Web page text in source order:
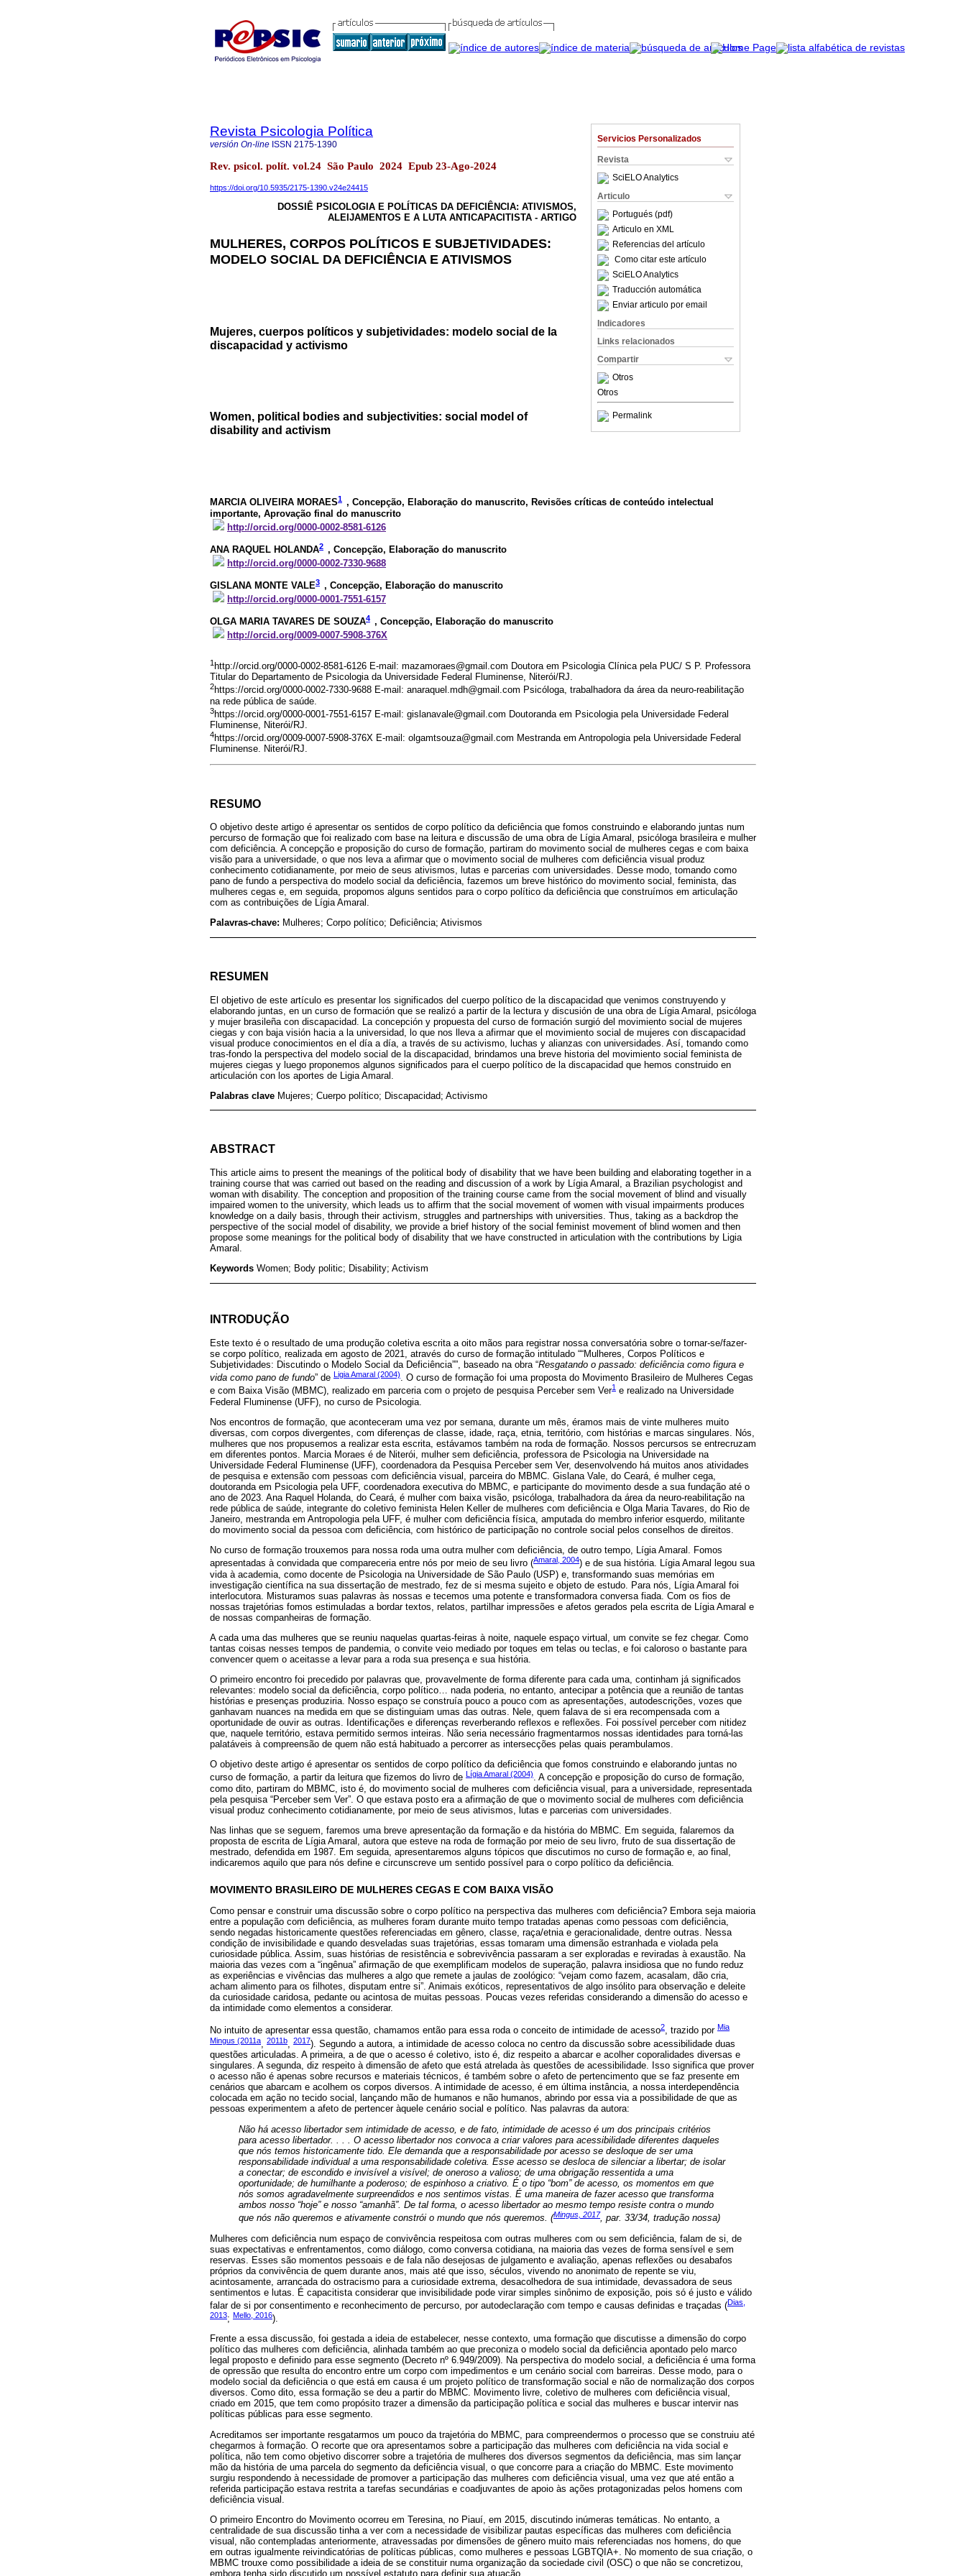
Servicios Personalizados
Revista
SciELO Analytics
Articulo
Portugués (pdf)
Articulo en XML
Referencias del artículo
Como citar este artículo
SciELO Analytics
Traducción automática
Enviar articulo por email
Indicadores
Links relacionados
Compartir
Otros
Otros
Permalink
Revista Psicologia Política
versión On-line ISSN 2175-1390
Rev. psicol. polít. vol.24 São Paulo 2024 Epub 23-Ago-2024
https://doi.org/10.5935/2175-1390.v24e24415
DOSSIÊ PSICOLOGIA E POLÍTICAS DA DEFICIÊNCIA: ATIVISMOS,
ALEIJAMENTOS E A LUTA ANTICAPACITISTA - ARTIGO
MULHERES, CORPOS POLÍTICOS E SUBJETIVIDADES:
MODELO SOCIAL DA DEFICIÊNCIA E ATIVISMOS
Mujeres, cuerpos políticos y subjetividades: modelo social de la
discapacidad y activismo
Women, political bodies and subjectivities: social model of
disability and activism
MARCIA OLIVEIRA MORAES1 , Concepção, Elaboração do manuscrito, Revisões críticas de conteúdo intelectual
importante, Aprovação final do manuscrito
http://orcid.org/0000-0002-8581-6126
ANA RAQUEL HOLANDA2 , Concepção, Elaboração do manuscrito
http://orcid.org/0000-0002-7330-9688
GISLANA MONTE VALE3 , Concepção, Elaboração do manuscrito
http://orcid.org/0000-0001-7551-6157
OLGA MARIA TAVARES DE SOUZA4 , Concepção, Elaboração do manuscrito
http://orcid.org/0009-0007-5908-376X
1 http://orcid.org/0000-0002-8581-6126 E-mail: mazamoraes@gmail.com Doutora em Psicologia Clínica pela PUC/ S P. Professora
Titular do Departamento de Psicologia da Universidade Federal Fluminense, Niterói/RJ.
2https://orcid.org/0000-0002-7330-9688 E-mail: anaraquel.mdh@gmail.com Psicóloga, trabalhadora da área da neuro-reabilitação
na rede pública de saúde.
3https://orcid.org/0000-0001-7551-6157 E-mail: gislanavale@gmail.com Doutoranda em Psicologia pela Universidade Federal
Fluminense, Niterói/RJ.
4https://orcid.org/0009-0007-5908-376X E-mail: olgamtsouza@gmail.com Mestranda em Antropologia pela Universidade Federal
Fluminense. Niterói/RJ.
RESUMO
O objetivo deste artigo é apresentar os sentidos de corpo político da deficiência que fomos construindo e elaborando juntas num
percurso de formação que foi realizado com base na leitura e discussão de uma obra de Lígia Amaral, psicóloga brasileira e mulher
com deficiência. A concepção e proposição do curso de formação, partiram do movimento social de mulheres cegas e com baixa
visão para a universidade, o que nos leva a afirmar que o movimento social de mulheres com deficiência visual produz
conhecimento cotidianamente, por meio de seus ativismos, lutas e parcerias com universidades. Desse modo, tomando como
pano de fundo a perspectiva do modelo social da deficiência, fazemos um breve histórico do movimento social, feminista, das
mulheres cegas e, em seguida, propomos alguns sentidos para o corpo político da deficiência que construímos em articulação
com as contribuições de Lígia Amaral.
Palavras-chave: Mulheres; Corpo político; Deficiência; Ativismos
RESUMEN
El objetivo de este artículo es presentar los significados del cuerpo político de la discapacidad que venimos construyendo y
elaborando juntas, en un curso de formación que se realizó a partir de la lectura y discusión de una obra de Lígia Amaral, psicóloga
y mujer brasileña con discapacidad. La concepción y propuesta del curso de formación surgió del movimiento social de mujeres
ciegas y con baja visión hacia a la universidad, lo que nos lleva a afirmar que el movimiento social de mujeres con discapacidad
visual produce conocimientos en el día a día, a través de su activismo, luchas y alianzas con universidades. Así, tomando como
tras-fondo la perspectiva del modelo social de la discapacidad, brindamos una breve historia del movimiento social feminista de
mujeres ciegas y luego proponemos algunos significados para el cuerpo político de la discapacidad que hemos construido en
articulación con los aportes de Ligia Amaral.
Palabras clave Mujeres; Cuerpo político; Discapacidad; Activismo
ABSTRACT
This article aims to present the meanings of the political body of disability that we have been building and elaborating together in a
training course that was carried out based on the reading and discussion of a work by Lígia Amaral, a Brazilian psychologist and
woman with disability. The conception and proposition of the training course came from the social movement of blind and visually
impaired women to the university, which leads us to affirm that the social movement of women with visual impairments produces
knowledge on a daily basis, through their activism, struggles and partnerships with universities. Thus, taking as a backdrop the
perspective of the social model of disability, we provide a brief history of the social feminist movement of blind women and then
propose some meanings for the political body of disability that we have constructed in articulation with the contributions by Ligia
Amaral.
Keywords Women; Body politic; Disability; Activism
INTRODUÇÃO
Este texto é o resultado de uma produção coletiva escrita a oito mãos para registrar nossa conversatória sobre o tornar-se/fazer-
se corpo político, realizada em agosto de 2021, através do curso de formação intitulado ““Mulheres, Corpos Políticos e
Subjetividades: Discutindo o Modelo Social da Deficiência””, baseado na obra “Resgatando o passado: deficiência como figura e
vida como pano de fundo” de Ligia Amaral (2004). O curso de formação foi uma proposta do Movimento Brasileiro de Mulheres Cegas
e com Baixa Visão (MBMC), realizado em parceria com o projeto de pesquisa Perceber sem Ver1 e realizado na Universidade
Federal Fluminense (UFF), no curso de Psicologia.
Nos encontros de formação, que aconteceram uma vez por semana, durante um mês, éramos mais de vinte mulheres muito
diversas, com corpos divergentes, com diferenças de classe, idade, raça, etnia, território, com histórias e marcas singulares. Nós,
mulheres que nos propusemos a realizar esta escrita, estávamos também na roda de formação. Nossos percursos se entrecruzam
em diferentes pontos. Marcia Moraes é de Niterói, mulher sem deficiência, professora de Psicologia na Universidade na
Universidade Federal Fluminense (UFF), coordenadora da Pesquisa Perceber sem Ver, desenvolvendo há muitos anos atividades
de pesquisa e extensão com pessoas com deficiência visual, parceira do MBMC. Gislana Vale, do Ceará, é mulher cega,
doutoranda em Psicologia pela UFF, coordenadora executiva do MBMC, e participante do movimento desde a sua fundação até o
ano de 2023. Ana Raquel Holanda, do Ceará, é mulher com baixa visão, psicóloga, trabalhadora da área da neuro-reabilitação na
rede pública de saúde, integrante do coletivo feminista Helen Keller de mulheres com deficiência e Olga Maria Tavares, do Rio de
Janeiro, mestranda em Antropologia pela UFF, é mulher com deficiência física, amputada do membro inferior esquerdo, militante
do movimento social da pessoa com deficiência, com histórico de participação no controle social pelos conselhos de direitos.
No curso de formação trouxemos para nossa roda uma outra mulher com deficiência, de outro tempo, Lígia Amaral. Fomos
apresentadas à convidada que compareceria entre nós por meio de seu livro (Amaral, 2004) e de sua história. Lígia Amaral legou sua
vida à academia, como docente de Psicologia na Universidade de São Paulo (USP) e, transformando suas memórias em
investigação científica na sua dissertação de mestrado, fez de si mesma sujeito e objeto de estudo. Para nós, Lígia Amaral foi
interlocutora. Misturamos suas palavras às nossas e tecemos uma potente e transformadora conversa fiada. Com os fios de
nossas trajetórias fomos estimuladas a bordar textos, relatos, partilhar impressões e afetos gerados pela escrita de Lígia Amaral e
de nossas companheiras de formação.
A cada uma das mulheres que se reuniu naquelas quartas-feiras à noite, naquele espaço virtual, um convite se fez chegar. Como
tantas coisas nesses tempos de pandemia, o convite veio mediado por toques em telas ou teclas, e foi caloroso o bastante para
convencer quem o aceitasse a levar para a roda sua presença e sua história.
O primeiro encontro foi precedido por palavras que, provavelmente de forma diferente para cada uma, continham já significados
relevantes: modelo social da deficiência, corpo político… nada poderia, no entanto, antecipar a potência que a reunião de tantas
histórias e presenças produziria. Nosso espaço se construía pouco a pouco com as apresentações, autodescrições, vozes que
ganhavam nuances na medida em que se distinguiam umas das outras. Nele, quem falava de si era recompensada com a
oportunidade de ouvir as outras. Identificações e diferenças reverberando reflexos e reflexões. Foi possível perceber com nitidez
que, naquele território, estava permitido sermos inteiras. Não seria necessário fragmentarmos nossas identidades para torná-las
palatáveis à compreensão de quem não está habituado a percorrer as intersecções pelas quais perambulamos.
O objetivo deste artigo é apresentar os sentidos de corpo político da deficiência que fomos construindo e elaborando juntas no
curso de formação, a partir da leitura que fizemos do livro de
Lígia Amaral (2004). A concepção e proposição do curso de formação,
como dito, partiram do MBMC, isto é, do movimento social de mulheres com deficiência visual, para a universidade, representada
pela pesquisa “Perceber sem Ver”. O que estava posto era a afirmação de que o movimento social de mulheres com deficiência
visual produz conhecimento cotidianamente, por meio de seus ativismos, lutas e parcerias com universidades.
Nas linhas que se seguem, faremos uma breve apresentação da formação e da história do MBMC. Em seguida, falaremos da
proposta de escrita de Lígia Amaral, autora que esteve na roda de formação por meio de seu livro, fruto de sua dissertação de
mestrado, defendida em 1987. Em seguida, apresentaremos alguns tópicos que discutimos no curso de formação e, ao final,
indicaremos aquilo que para nós define e circunscreve um sentido possível para o corpo político da deficiência.
MOVIMENTO BRASILEIRO DE MULHERES CEGAS E COM BAIXA VISÃO
Como pensar e construir uma discussão sobre o corpo político na perspectiva das mulheres com deficiência? Embora seja maioria
entre a população com deficiência, as mulheres foram durante muito tempo tratadas apenas como pessoas com deficiência,
sendo negadas historicamente questões referenciadas em gênero, classe, raça/etnia e geracionalidade, dentre outras. Nessa
condição de invisibilidade e quando desveladas suas trajetórias, essas tomaram uma dimensão estranhada e violada pela
curiosidade pública. Assim, suas histórias de resistência e sobrevivência passaram a ser exploradas e reviradas à exaustão. Na
maioria das vezes com a “ingênua” afirmação de que exemplificam modelos de superação, palavra insidiosa que no fundo reduz
as experiências e vivências das mulheres a algo que remete a jaulas de zoológico: “vejam como fazem, acasalam, dão cria,
acham alimento para os filhotes, disputam entre si”. Animais exóticos, representativos de algo insólito para observação e deleite
da curiosidade caridosa, pedante ou acintosa de muitas pessoas. Poucas vezes referidas considerando a dimensão do acesso e
da intimidade como elementos a considerar.
No intuito de apresentar essa questão, chamamos então para essa roda o conceito de intimidade de acesso2, trazido por Mia
Mingus (2011a
2011b 2017). Segundo a autora, a intimidade de acesso coloca no centro da discussão sobre acessibilidade duas
questões articuladas. A primeira, a de que o acesso é coletivo, isto é, diz respeito a abarcar e acolher coporalidades diversas e
singulares. A segunda, diz respeito à dimensão de afeto que está atrelada às questões de acessibilidade. Isso significa que prover
o acesso não é apenas sobre recursos e materiais técnicos, é também sobre o afeto de pertencimento que se faz presente em
cenários que abarcam e acolhem os corpos diversos. A intimidade de acesso, é em última instância, a nossa interdependência
colocada em ação no tecido social, lançando mão de humanos e não humanos, abrindo por essa via a possibilidade de que as
pessoas experimentem a afeto de pertencer àquele cenário social e político. Nas palavras da autora:
Não há acesso libertador sem intimidade de acesso, e de fato, intimidade de acesso é um dos principais critérios
para acesso libertador. . . . O acesso libertador nos convoca a criar valores para acessibilidade diferentes daqueles
que nós temos historicamente tido. Ele demanda que a responsabilidade por acesso se desloque de ser uma
responsabilidade individual a uma responsabilidade coletiva. Esse acesso se desloca de silenciar a libertar; de isolar
a conectar; de escondido e invisível a visível; de oneroso a valioso; de uma obrigação ressentida a uma
oportunidade; de humilhante a poderoso; de espinhoso a criativo. É o tipo “bom” de acesso, os momentos em que
nós somos agradavelmente surpreendidos e nos sentimos vistas. É uma maneira de fazer acesso que transforma
ambos nosso “hoje” e nosso “amanhã”. De tal forma, o acesso libertador ao mesmo tempo resiste contra o mundo
que nós não queremos e ativamente constrói o mundo que nós queremos. (Mingus, 2017
, par. 33/34, tradução nossa)
Mulheres com deficiência num espaço de convivência respeitosa com outras mulheres com ou sem deficiência, falam de si, de
suas expectativas e enfrentamentos, como diálogo, como conversa cotidiana, na maioria das vezes de forma sensível e sem
reservas. Esses são momentos pessoais e de fala não desejosas de julgamento e avaliação, apenas reflexões ou desabafos
próprios da convivência de quem durante anos, mais até que isso, séculos, vivendo no anonimato de repente se viu,
acintosamente, arrancada do ostracismo para a curiosidade extrema, desacolhedora de sua intimidade, devassadora de seus
sentimentos e lutas. É capacitista considerar que invisibilidade pode virar simples sinônimo de exposição, pois só é justo e válido
falar de si por consentimento e reconhecimento de percurso, por autodeclaração com tempo e causas definidas e traçadas (Dias,
2013; Mello, 2016).
Frente a essa discussão, foi gestada a ideia de estabelecer, nesse contexto, uma formação que discutisse a dimensão do corpo
político das mulheres com deficiência, alinhada também ao que preconiza o modelo social da deficiência apontado pelo marco
legal proposto e definido para esse segmento (Decreto nº 6.949/2009). Na perspectiva do modelo social, a deficiência é uma forma
de opressão que resulta do encontro entre um corpo com impedimentos e um cenário social com barreiras. Desse modo, para o
modelo social da deficiência o que está em causa é um projeto político de transformação social e não de normalização dos corpos
diversos. Como dito, essa formação se deu a partir do MBMC. Movimento livre, coletivo de mulheres com deficiência visual,
criado em 2015, que tem como propósito trazer a dimensão da participação política e social das mulheres e buscar intervir nas
políticas públicas para esse segmento.
Acreditamos ser importante resgatarmos um pouco da trajetória do MBMC, para compreendermos o processo que se construiu até
chegarmos à formação. O recorte que ora apresentamos sobre a participação das mulheres com deficiência na vida social e
política, não tem como objetivo discorrer sobre a trajetória de mulheres dos diversos segmentos da deficiência, mas sim lançar
mão da história de uma parcela do segmento da deficiência visual, o que concorre para a criação do MBMC. Este movimento
surgiu respondendo à necessidade de promover a participação das mulheres com deficiência visual, uma vez que até então a
referida participação estava restrita a tarefas secundárias e coadjuvantes de apoio às ações protagonizadas pelos homens com
deficiência visual.
O primeiro Encontro do Movimento ocorreu em Teresina, no Piauí, em 2015, discutindo inúmeras temáticas. No entanto, a
centralidade de sua discussão tinha a ver com a necessidade de visibilizar pautas específicas das mulheres com deficiência
visual, não contempladas anteriormente, atravessadas por dimensões de gênero muito mais referenciadas nos homens, do que
em outras igualmente reivindicatórias de políticas públicas, como mulheres e pessoas LGBTQIA+. No momento de sua criação, o
MBMC trouxe como possibilidade a ideia de se constituir numa organização da sociedade civil (OSC) o que não se concretizou,
embora tenha sido discutido um possível estatuto para definir sua atuação.